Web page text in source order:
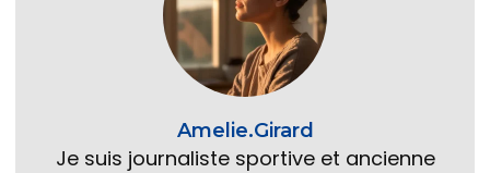
Amelie.Girard
Je suis journaliste sportive et ancienne